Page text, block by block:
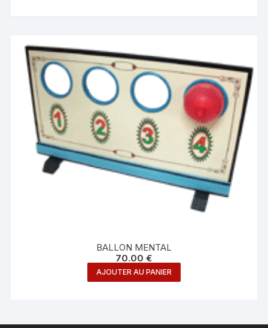
BALLON MENTAL
70.00€
AJOUTER AU PANIER